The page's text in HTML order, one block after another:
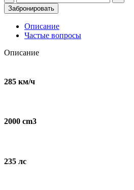
товара
Mitjet
2.0
для
съемок
и
Забронировать
Описание
Частые вопросы
Описание
285 км/ч
2000 cm3
235 лс